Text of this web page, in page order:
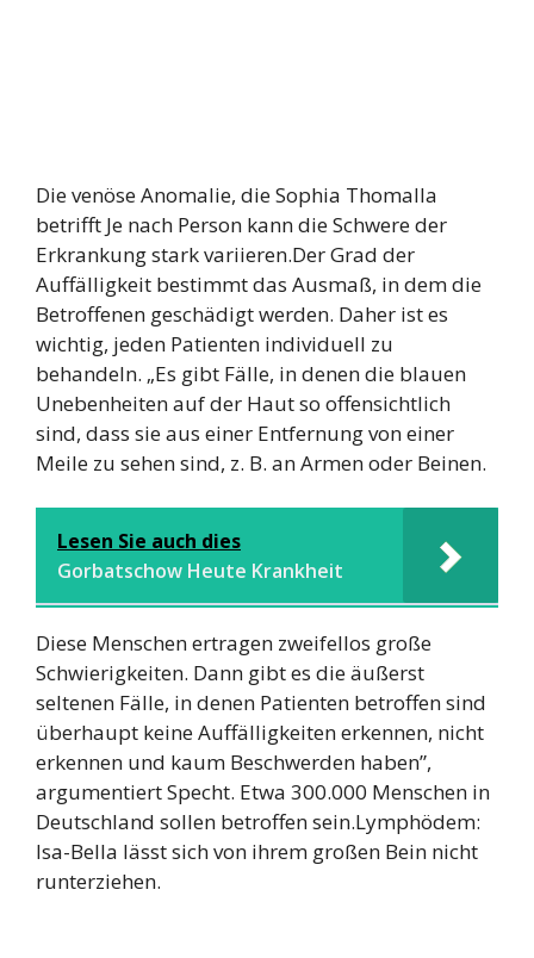
Die venöse Anomalie, die Sophia Thomalla
betrifft Je nach Person kann die Schwere der
Erkrankung stark variieren.Der Grad der
Auffälligkeit bestimmt das Ausmaß, in dem die
Betroffenen geschädigt werden. Daher ist es
wichtig, jeden Patienten individuell zu
behandeln. „Es gibt Fälle, in denen die blauen
Unebenheiten auf der Haut so offensichtlich
sind, dass sie aus einer Entfernung von einer
Meile zu sehen sind, z. B. an Armen oder Beinen.
Lesen Sie auch dies
Gorbatschow Heute Krankheit
Diese Menschen ertragen zweifellos große
Schwierigkeiten. Dann gibt es die äußerst
seltenen Fälle, in denen Patienten betroffen sind
überhaupt keine Auffälligkeiten erkennen, nicht
erkennen und kaum Beschwerden haben”,
argumentiert Specht. Etwa 300.000 Menschen in
Deutschland sollen betroffen sein.Lymphödem:
Isa-Bella lässt sich von ihrem großen Bein nicht
runterziehen.